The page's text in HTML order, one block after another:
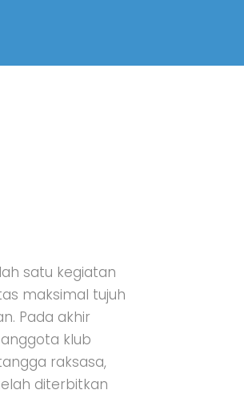
satu kegiatan
maksimal tujuh
Pada akhir
klub
raksasa,
diterbitkan